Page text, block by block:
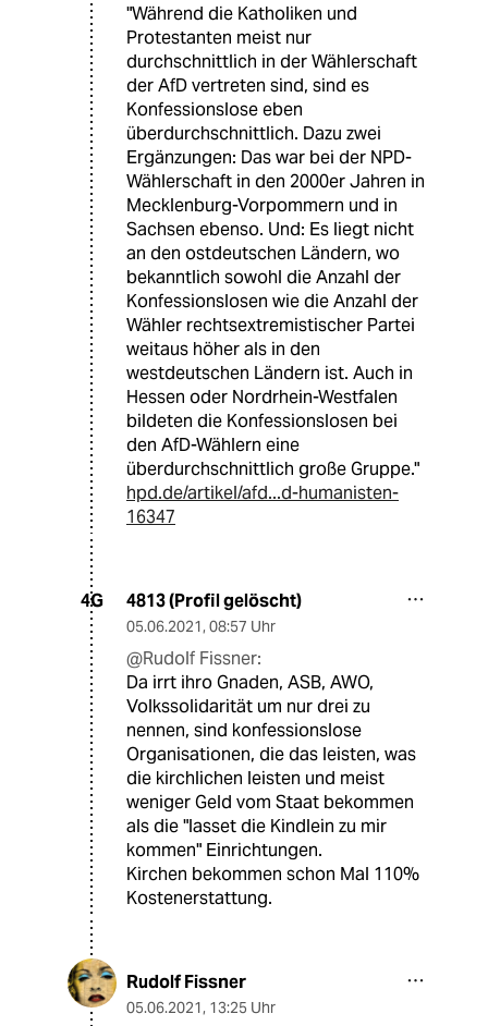
"Während die Katholiken und
Protestanten meist nur
durchschnittlich in der Wählerschaft
der AfD vertreten sind, sind es
Konfessionslose eben
überdurchschnittlich. Dazu zwei
Ergänzungen: Das war bei der NPD-
Wählerschaft in den 2000er Jahren in
Mecklenburg-Vorpommern und in
Sachsen ebenso. Und: Es liegt nicht
an den ostdeutschen Ländern, wo
bekanntlich sowohl die Anzahl der
Konfessionslosen wie die Anzahl der
Wähler rechtsextremistischer Partei
weitaus höher als in den
westdeutschen Ländern ist. Auch in
Hessen oder Nordrhein-Westfalen
bildeten die Konfessionslosen bei
den AfD-Wählern eine
überdurchschnittlich große Gruppe."
hpd.de/artikel/afd...d-humanisten-
16347
4G 4813 (Profil gelöscht)
05.06.2021, 08:57 Uhr
@Rudolf Fissner:
Da irrt ihro Gnaden, ASB, AWO,
Volkssolidarität um nur drei zu
nennen, sind konfessionslose
Organisationen, die das leisten, was
die kirchlichen leisten und meist
weniger Geld vom Staat bekommen
als die "lasset die Kindlein zu mir
kommen" Einrichtungen.
Kirchen bekommen schon Mal 110%
Kostenerstattung.
Rudolf Fissner
05.06.2021, 13:25 Uhr